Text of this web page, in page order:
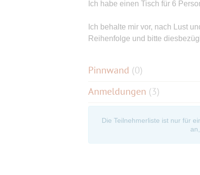
Ich habe einen Tisch für 6
Ich behalte mir vor, nach Lust
Reihenfolge und bitte
Pinnwand (0)
Anmeldungen (3)
Die Teilnehmerliste ist nur für